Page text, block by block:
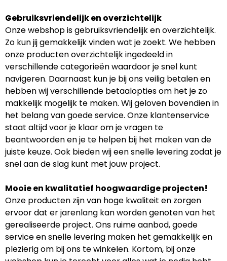
Gebruiksvriendelijk en overzichtelijk
Onze webshop is gebruiksvriendelijk en overzichtelijk.
Zo kun jij gemakkelijk vinden wat je zoekt. We hebben
onze producten overzichtelijk ingedeeld in
verschillende categorieën waardoor je snel kunt
navigeren. Daarnaast kun je bij ons veilig betalen en
hebben wij verschillende betaalopties om het je zo
makkelijk mogelijk te maken. Wij geloven bovendien in
het belang van goede service. Onze klantenservice
staat altijd voor je klaar om je vragen te
beantwoorden en je te helpen bij het maken van de
juiste keuze. Ook bieden wij een snelle levering zodat je
snel aan de slag kunt met jouw project.
Mooie en kwalitatief hoogwaardige projecten!
Onze producten zijn van hoge kwaliteit en zorgen
ervoor dat er jarenlang kan worden genoten van het
gerealiseerde project. Ons ruime aanbod, goede
service en snelle levering maken het gemakkelijk en
plezierig om bij ons te winkelen. Kortom, bij onze